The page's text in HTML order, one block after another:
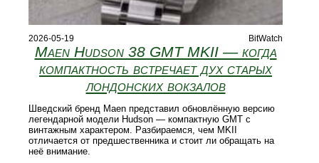
2026-05-19 BitWatch
Maen Hudson 38 GMT MKII — когда
компактность встречает дух старых
лондонских вокзалов
Шведский бренд Maen представил обновлённую версию
легендарной модели Hudson — компактную GMT с
винтажным характером. Разбираемся, чем MKII
отличается от предшественника и стоит ли обращать на
неё внимание.